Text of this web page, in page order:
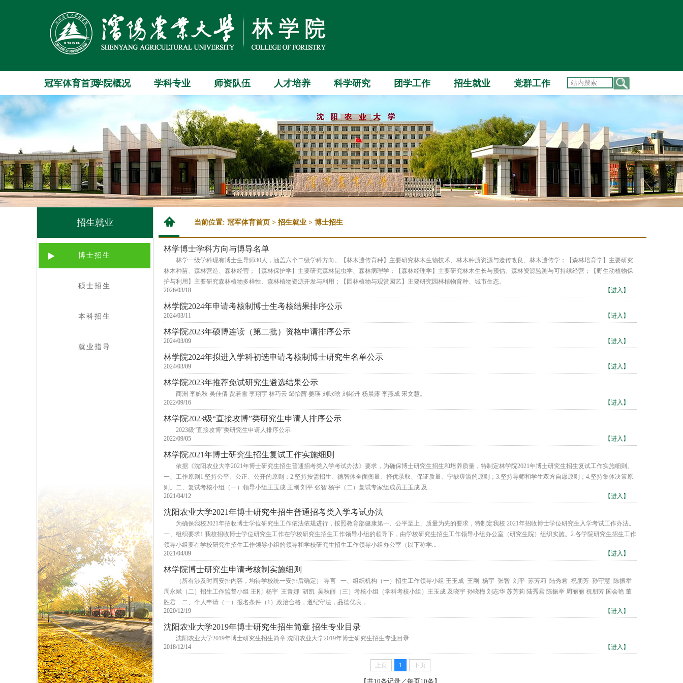
冠军体育首页学院概况 学科专业 师资队伍 人才培养 科学研究 团学工作 招生就业 党群工作
招生就业
博士招生
硕士招生
本科招生
就业指导
当前位置: 冠军体育首页 > 招生就业 > 博士招生
林学博士学科方向与博导名单
林学一级学科现有博士生导师30人，涵盖六个二级学科方向。【林木遗传育种】主要研究林木生物技术、林木种质资源与遗传改良、林木遗传学；【森林培育学】主要研究
林木种苗、森林营造、森林经营；【森林保护学】主要研究森林昆虫学、森林病理学；【森林经理学】主要研究林木生长与预估、森林资源监测与可持续经营；【野生动植物保
护与利用】主要研究森林植物多样性、森林植物资源开发与利用；【园林植物与观赏园艺】主要研究园林植物育种、城市生态。
【进入】
2026/03/18
林学院2024年申请考核制博士生考核结果排序公示
【进入】
2024/03/11
林学院2023年硕博连读（第二批）资格申请排序公示
【进入】
2024/03/09
林学院2024年拟进入学科初选申请考核制博士研究生名单公示
【进入】
2024/03/09
林学院2023年推荐免试研究生遴选结果公示
商洲 李婉秋 吴佳倩 贾若雪 李翔宇 林巧云 邹怡茜 姜瑛 刘咏晗 刘绪丹 杨晨露 李燕成 宋文慧。
【进入】
2022/09/16
林学院2023级“直接攻博”类研究生申请人排序公示
2023级“直接攻博”类研究生申请人排序公示
【进入】
2022/09/05
林学院2021年博士研究生招生复试工作实施细则
​依据《沈阳农业大学2021年博士研究生招生普通招考类入学考试办法》要求，为确保博士研究生招生和培养质量，特制定林学院2021年博士研究生招生复试工作实施细则。
一、工作原则1.坚持公平、公正、公开的原则；2.坚持按需招生、德智体全面衡量、择优录取、保证质量、宁缺毋滥的原则；3.坚持导师和学生双方自愿原则；4.坚持集体决策原
则。二、复试考核小组（一）领导小组王玉成 王刚 刘平 张智 杨宇（二）复试专家组成员王玉成 及...
【进入】
2021/04/12
沈阳农业大学2021年博士研究生招生普通招考类入学考试办法
​为确保我校2021年招收博士学位研究生工作依法依规进行，按照教育部健康第一、公平至上、质量为先的要求，特制定我校 2021年招收博士学位研究生入学考试工作办法。
一、组织要求1.我校招收博士学位研究生工作在学校研究生招生工作领导小组的领导下，由学校研究生招生工作领导小组办公室（研究生院）组织实施。2.各学院研究生招生工作
领导小组要在学校研究生招生工作领导小组的领导和学校研究生招生工作领导小组办公室（以下称学...
【进入】
2021/04/09
林学院博士研究生申请考核制实施细则
​（所有涉及时间安排内容，均待学校统一安排后确定） 导言 一、组织机构（一）招生工作领导小组 王玉成 王刚 杨宇 张智 刘平 苏芳莉 陆秀君 祝朋芳 孙守慧 陈振举
周永斌（二）招生工作监督小组 王刚 杨宇 王青娜 胡凯 吴秋丽（三）考核小组（学科考核小组）王玉成 及晓宇 孙晓梅 刘志华 苏芳莉 陆秀君 陈振举 周丽丽 祝朋芳 国会艳 董
胜君 二、个人申请（一）报名条件（1）政治合格，遵纪守法，品德优良，...
【进入】
2020/12/19
沈阳农业大学2019年博士研究生招生简章 招生专业目录
​沈阳农业大学2019年博士研究生招生简章 沈阳农业大学2019年博士研究生招生专业目录
【进入】
2018/12/14
上页 1 下页
【共10条记录／每页10条】